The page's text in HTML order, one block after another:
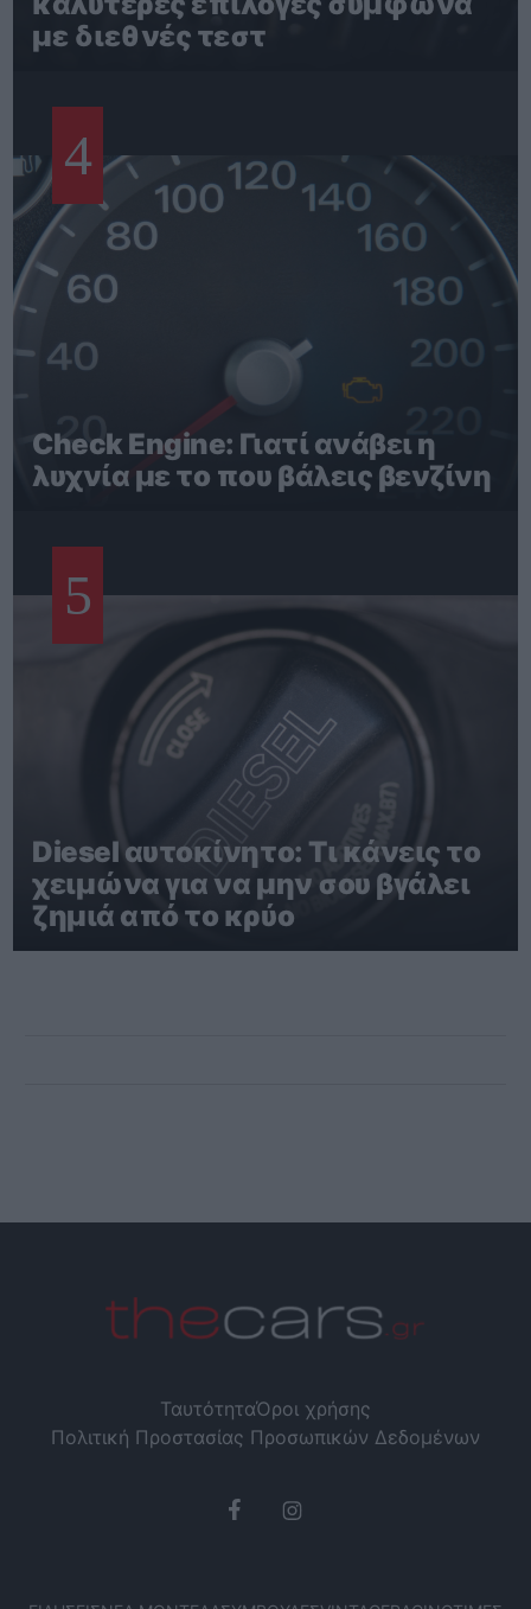
με διεθνές τεστ
4
Check Engine: Γιατί ανάβει η
λυχνία με το που βάλεις βενζίνη
5
Diesel αυτοκίνητο: Τι κάνεις το
χειμώνα για να μην σου βγάλει
ζημιά από το κρύο
ΤαυτότηταΌροι χρήσης
Πολιτική Προστασίας Προσωπικών Δεδομένων